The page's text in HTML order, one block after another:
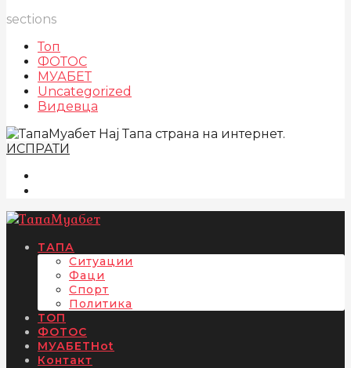
sections
Топ
ФОТОС
МУАБЕТ
Uncategorized
Видевца
Нај Тапа страна на интернет.
ИСПРАТИ
ТАПА
Ситуации
Фаци
Спорт
Политика
ТОП
ФОТОС
МУАБЕТHot
Контакт